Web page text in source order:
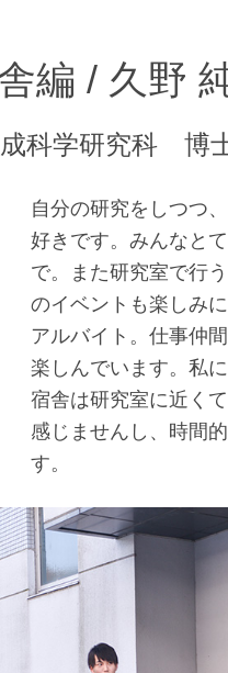
編 / 久野
科学研究科 博
自分の研究をしつつ
好きです。みんなと
で。また研究室で行
のイベントも楽しみ
アルバイト。仕事仲
楽しんでいます。私
宿舎は研究室に近く
感じませんし、時間
す。